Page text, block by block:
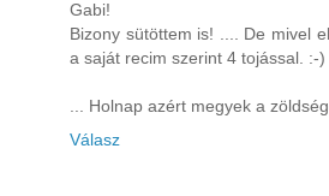
Gabi!
Bizony sütöttem is! .... De mivel
a saját recim szerint 4 tojással. :-)
... Holnap azért megyek a
Válasz